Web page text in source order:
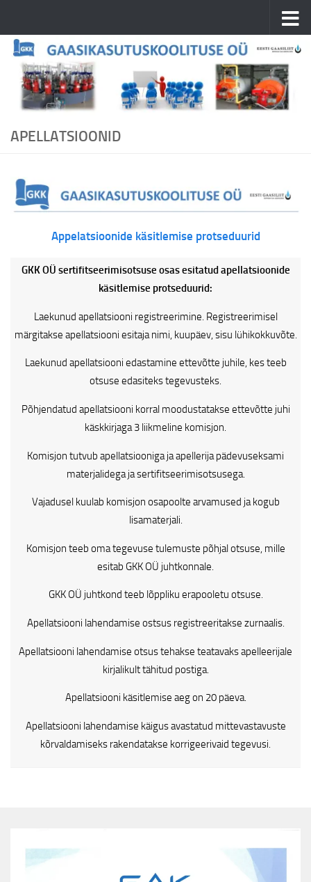
APELLATSIOONID
Appelatsioonide käsitlemise protseduurid
Σύμφωνα με τους ειδικούς, οι άνδρες στην επιχείρηση
είναι ταχύτεροι. Μπορούν να εκτιμήσουν μια γυναίκα με
οι ερευνητές της Αγγλίας ανέφεραν ότι μόνο οι ηλίθιοι
άνδρες αλλάζουν τις σύνδεσηεπειδή ένας καλά
εκπαιδευμένος ιππότης με μια αναλυτική αποθήκη του
νου και η εμπειρία της μεγάλης ζωής είναι σε θέση να
δυσμενείς από ένα οικονομικό σημείο του Προβολή και
από την άποψη της υγείας.
casino international online
GKK OÜ sertifitseerimisotsuse osas esitatud apellatsioonide
käsitlemise protseduurid:
Laekunud apellatsiooni registreerimine. Registreerimisel
märgitakse apellatsiooni esitaja nimi, kuupäev, sisu lühikokkuvõte.
Laekunud apellatsiooni edastamine ettevõtte juhile, kes teeb
otsuse edasiteks tegevusteks.
Põhjendatud apellatsiooni korral moodustatakse ettevõtte juhi
käskkirjaga 3 liikmeline komisjon.
Komisjon tutvub apellatsiooniga ja apellerija pädevuseksami
materjalidega ja sertifitseerimisotsusega.
Vajadusel kuulab komisjon osapoolte arvamused ja kogub
lisamaterjali.
Komisjon teeb oma tegevuse tulemuste põhjal otsuse, mille
esitab GKK OÜ juhtkonnale.
GKK OÜ juhtkond teeb lõppliku erapooletu otsuse.
Apellatsiooni lahendamise ostsus registreeritakse zurnaalis.
Apellatsiooni lahendamise otsus tehakse teatavaks apelleerijale
kirjalikult tähitud postiga.
Apellatsiooni käsitlemise aeg on 20 päeva.
Apellatsiooni lahendamise käigus avastatud mittevastavuste
kõrvaldamiseks rakendatakse korrigeerivaid tegevusi.